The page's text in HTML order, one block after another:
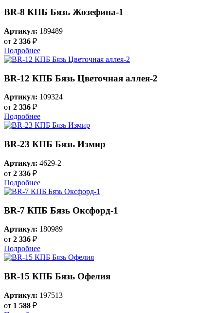
BR-8 КПБ Бязь Жозефина-1
Артикул: 189489
от 2 336 ₽
Подробнее
BR-12 КПБ Бязь Цветочная аллея-2
Артикул: 109324
от 2 336 ₽
Подробнее
BR-23 КПБ Бязь Измир
Артикул: 4629-2
от 2 336 ₽
Подробнее
BR-7 КПБ Бязь Оксфорд-1
Артикул: 180989
от 2 336 ₽
Подробнее
BR-15 КПБ Бязь Офелия
Артикул: 197513
от 1 588 ₽